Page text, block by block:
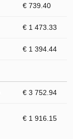
€ 739.40
€ 1 473.33
€ 1 394.44
€ 3 752.94
€ 1 916.15